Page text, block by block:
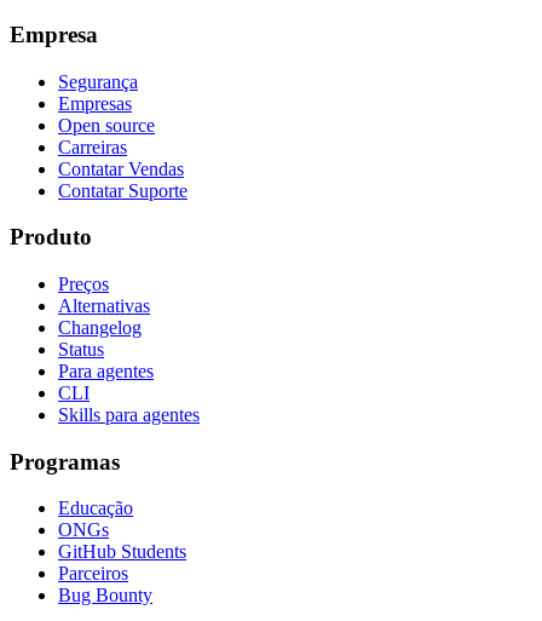
Empresa
Segurança
Empresas
Open source
Carreiras
Contatar Vendas
Contatar Suporte
Produto
Preços
Alternativas
Changelog
Status
Para agentes
CLI
Skills para agentes
Programas
Educação
ONGs
GitHub Students
Parceiros
Bug Bounty